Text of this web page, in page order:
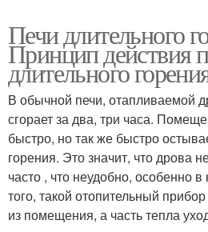
Печи длительного
Принцип действия
длительного
В обычной печи, отапливаемой
сгорает за два, три часа.
быстро, но так же быстро
горения. Это значит, что дрова
часто , что неудобно, особенно
того, такой отопительный
из помещения, а часть тепла